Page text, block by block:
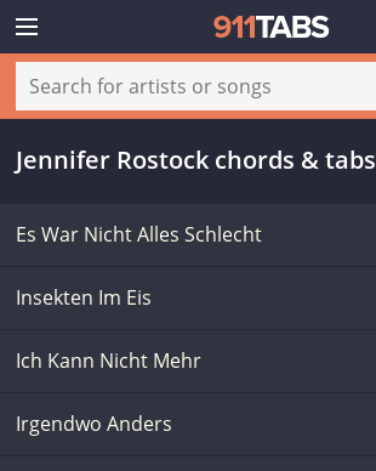
Jennifer Rostock chords & tabs
Es War Nicht Alles Schlecht
Insekten Im Eis
Ich Kann Nicht Mehr
Irgendwo Anders